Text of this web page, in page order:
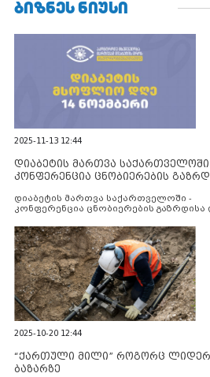
ᲑᲘᲖᲜᲔᲡ ᲜᲘᲣᲡᲘ
2025-11-13 12:44
დიაბეტის მართვა საქართველოში
კონფერენცია ცნობიერების
დიაბეტის მართვა საქართველოში -
კონფერენცია ცნობიერების გაზრდისა
2025-10-20 12:44
“ქართული მილი” როგორც
ბაზარზე